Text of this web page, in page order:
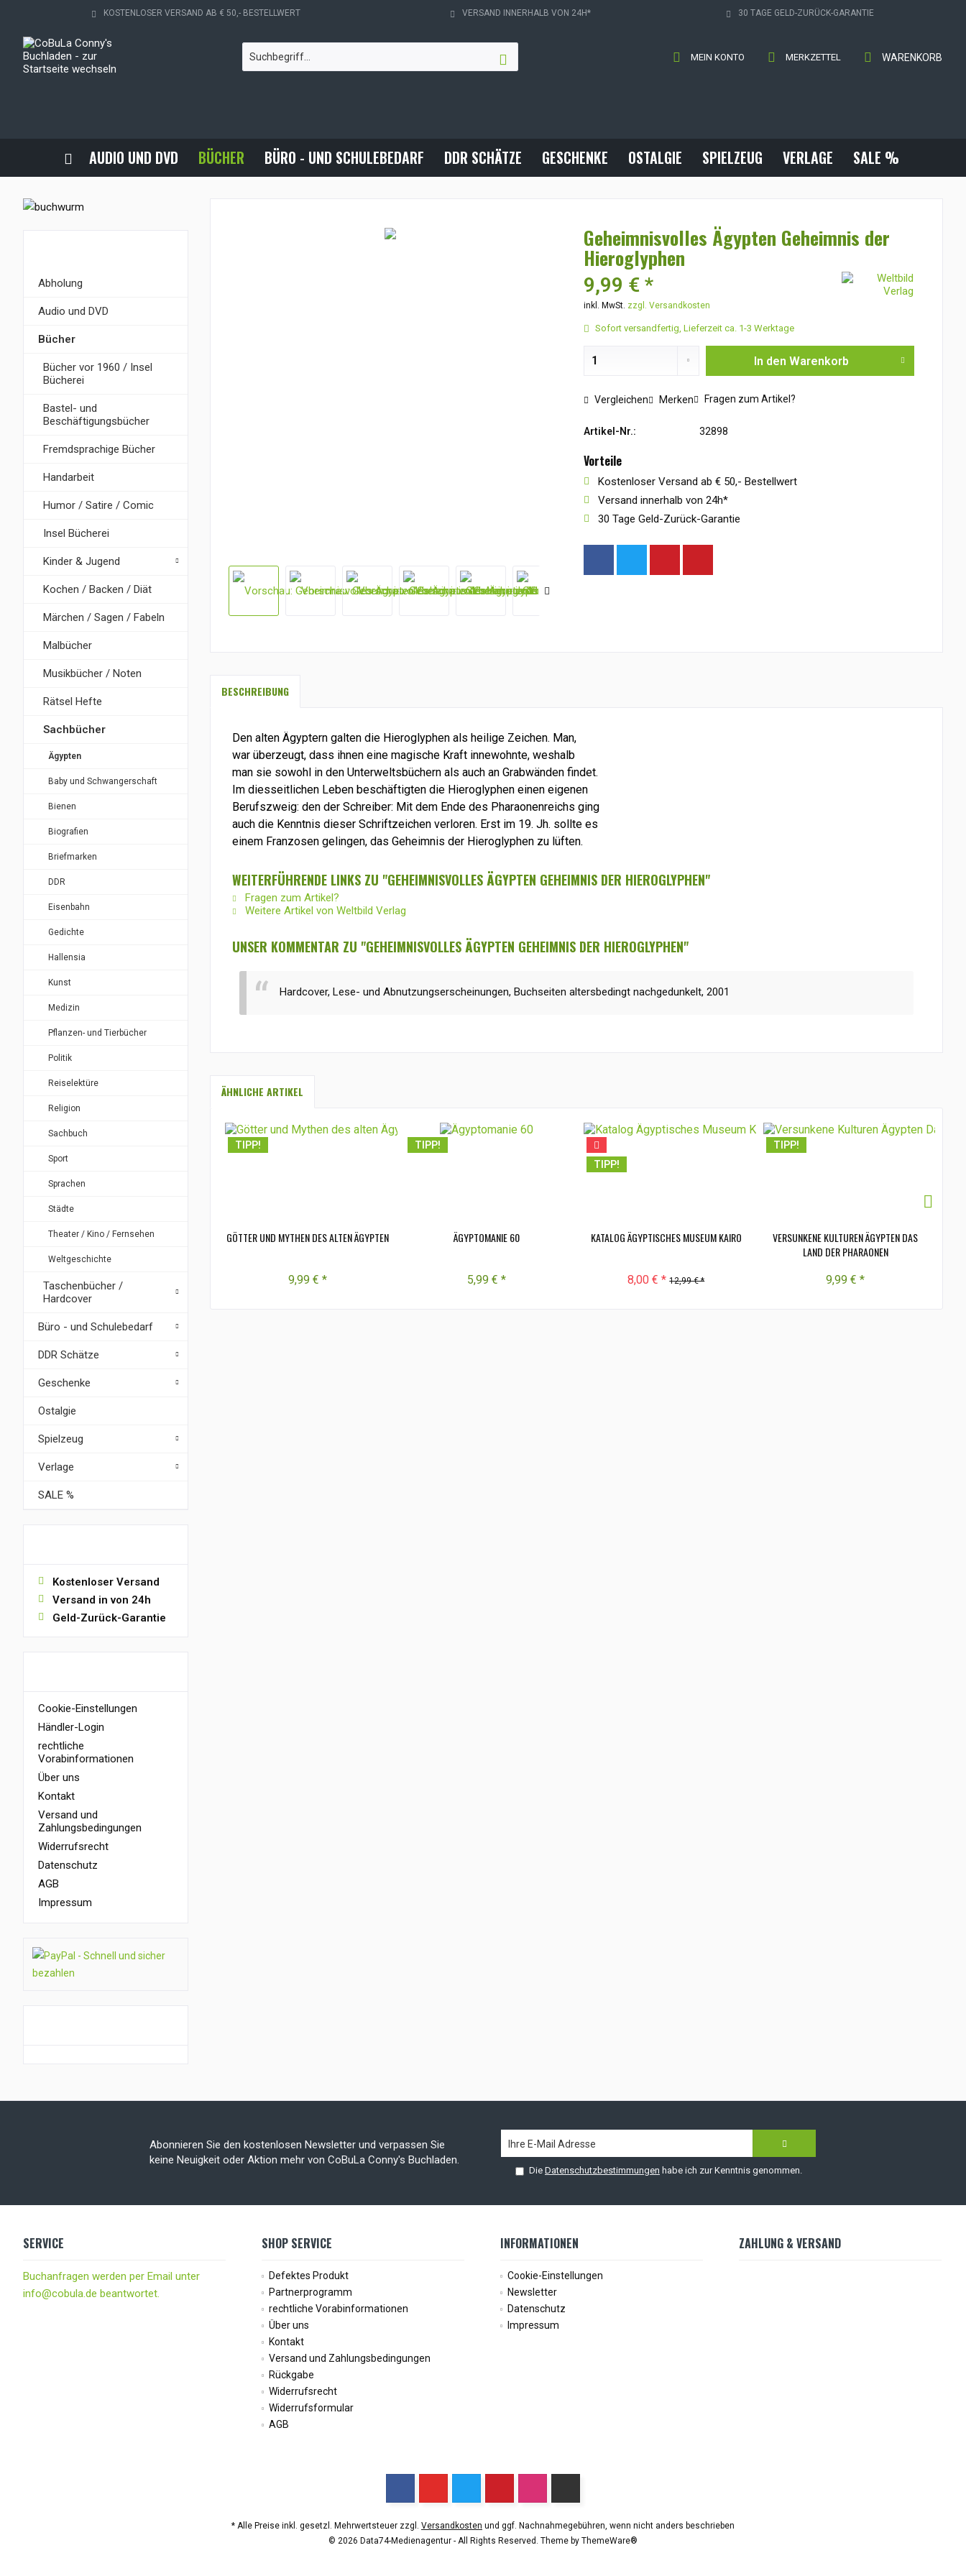
KOSTENLOSER VERSAND AB € 50,- BESTELLWERT VERSAND INNERHALB VON 24H* 30 TAGE GELD-ZURÜCK-GARANTIE
WARENKORB
MERKZETTEL
MEIN KONTO
AUDIO UND DVD BÜCHER BÜRO - UND SCHULEBEDARF DDR SCHÄTZE GESCHENKE OSTALGIE SPIELZEUG VERLAGE SALE %
Abholung
Audio und DVD
Bücher
Bücher vor 1960 / Insel
Bücherei
Bastel- und
Beschäftigungsbücher
Fremdsprachige Bücher
Handarbeit
Humor / Satire / Comic
Insel Bücherei
Kinder & Jugend
Kochen / Backen / Diät
Märchen / Sagen / Fabeln
Malbücher
Musikbücher / Noten
Rätsel Hefte
Sachbücher
Ägypten
Baby und Schwangerschaft
Bienen
Biografien
Briefmarken
DDR
Eisenbahn
Gedichte
Hallensia
Kunst
Medizin
Pflanzen- und Tierbücher
Politik
Reiselektüre
Religion
Sachbuch
Sport
Sprachen
Städte
Theater / Kino / Fernsehen
Weltgeschichte
Taschenbücher /
Hardcover
Büro - und Schulebedarf
DDR Schätze
Geschenke
Ostalgie
Spielzeug
Verlage
SALE %
Kostenloser Versand
Versand in von 24h
Geld-Zurück-Garantie
Cookie-Einstellungen
Händler-Login
rechtliche
Vorabinformationen
Über uns
Kontakt
Versand und
Zahlungsbedingungen
Widerrufsrecht
Datenschutz
AGB
Impressum
Geheimnisvolles Ägypten Geheimnis der
Hieroglyphen
9,99 € *
inkl. MwSt. zzgl. Versandkosten
Sofort versandfertig, Lieferzeit ca. 1-3 Werktage
In den Warenkorb
Vergleichen Merken Fragen zum Artikel?
Artikel-Nr.: 32898
Vorteile
Kostenloser Versand ab € 50,- Bestellwert
Versand innerhalb von 24h*
30 Tage Geld-Zurück-Garantie
BESCHREIBUNG
Den alten Ägyptern galten die Hieroglyphen als heilige Zeichen. Man,
war überzeugt, dass ihnen eine magische Kraft innewohnte, weshalb
man sie sowohl in den Unterweltsbüchern als auch an Grabwänden findet.
Im diesseitlichen Leben beschäftigten die Hieroglyphen einen eigenen
Berufszweig: den der Schreiber: Mit dem Ende des Pharaonenreichs ging
auch die Kenntnis dieser Schriftzeichen verloren. Erst im 19. Jh. sollte es
einem Franzosen gelingen, das Geheimnis der Hieroglyphen zu lüften.
WEITERFÜHRENDE LINKS ZU "GEHEIMNISVOLLES ÄGYPTEN GEHEIMNIS DER HIEROGLYPHEN"
Fragen zum Artikel?
Weitere Artikel von Weltbild Verlag
UNSER KOMMENTAR ZU "GEHEIMNISVOLLES ÄGYPTEN GEHEIMNIS DER HIEROGLYPHEN"
Hardcover, Lese- und Abnutzungserscheinungen, Buchseiten altersbedingt nachgedunkelt, 2001
ÄHNLICHE ARTIKEL
TIPP!
GÖTTER UND MYTHEN DES ALTEN ÄGYPTEN
9,99 € *
TIPP!
ÄGYPTOMANIE 60
5,99 € *
TIPP!
KATALOG ÄGYPTISCHES MUSEUM KAIRO
8,00 € * 12,99 € *
TIPP!
VERSUNKENE KULTUREN ÄGYPTEN DAS
LAND DER PHARAONEN
9,99 € *
Abonnieren Sie den kostenlosen Newsletter und verpassen Sie
keine Neuigkeit oder Aktion mehr von CoBuLa Conny's Buchladen.
Die Datenschutzbestimmungen habe ich zur Kenntnis genommen.
SERVICE
Buchanfragen werden per Email unter
info@cobula.de beantwortet.
SHOP SERVICE
Defektes Produkt
Partnerprogramm
rechtliche Vorabinformationen
Über uns
Kontakt
Versand und Zahlungsbedingungen
Rückgabe
Widerrufsrecht
Widerrufsformular
AGB
INFORMATIONEN
Cookie-Einstellungen
Newsletter
Datenschutz
Impressum
ZAHLUNG & VERSAND
* Alle Preise inkl. gesetzl. Mehrwertsteuer zzgl. Versandkosten und ggf. Nachnahmegebühren, wenn nicht anders beschrieben
© 2026 Data74-Medienagentur - All Rights Reserved. Theme by ThemeWare®